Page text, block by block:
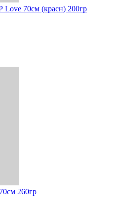
Love 70см (красн) 200гр
260гр